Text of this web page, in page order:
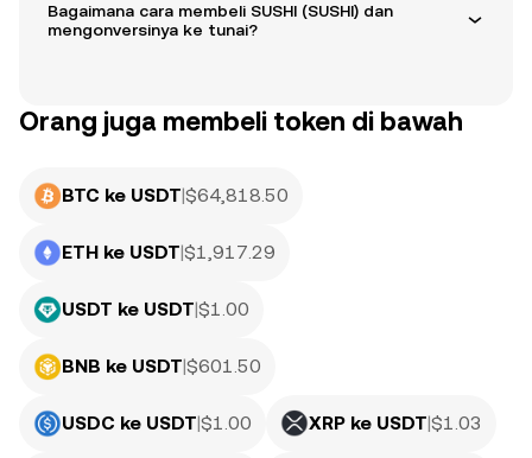
Bagaimana cara membeli SUSHI (SUSHI) dan
mengonversinya ke tunai?
Orang juga membeli token di bawah
BTC ke USDT|$64,818.50
ETH ke USDT|$1,917.29
USDT ke USDT|$1.00
BNB ke USDT|$601.50
USDC ke USDT|$1.00 XRP ke USDT|$1.03